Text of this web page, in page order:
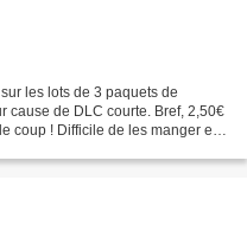
les lots de 3 paquets de
cause de DLC courte. Bref, 2,50€
coup ! Difficile de les manger en